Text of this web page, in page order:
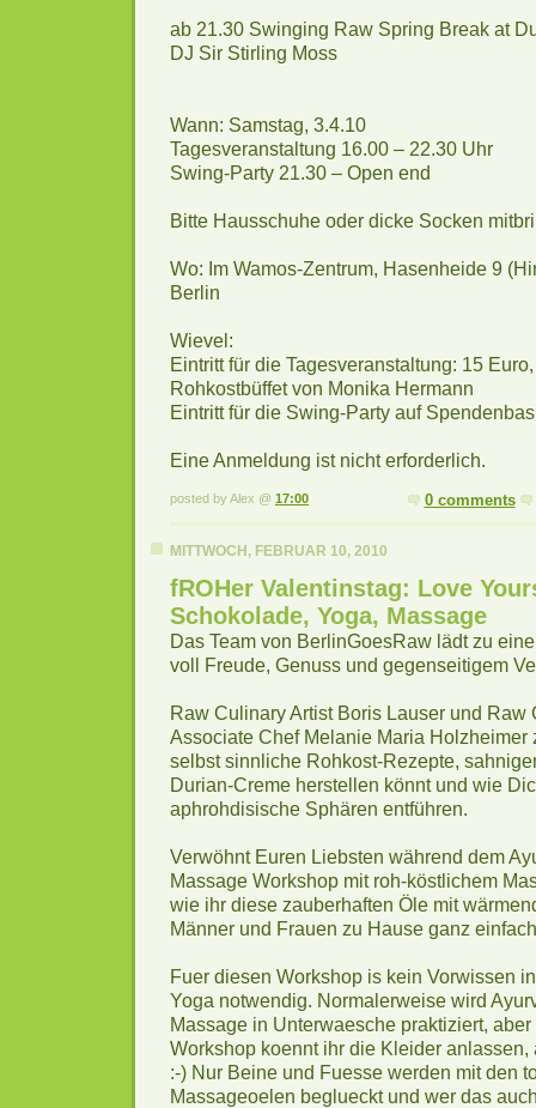
ab 21.30 Swinging Raw Spring Break at
DJ Sir Stirling Moss
Wann: Samstag, 3.4.10
Tagesveranstaltung 16.00 – 22.30 Uhr
Swing-Party 21.30 – Open end
Bitte Hausschuhe oder dicke Socken
Wo: Im Wamos-Zentrum, Hasenheide 9
Berlin
Wievel:
Eintritt für die Tagesveranstaltung: 15
Rohkostbüffet von Monika Hermann
Eintritt für die Swing-Party auf
Eine Anmeldung ist nicht erforderlich.
posted by Alex @ 17:00 0 comments
MITTWOCH, FEBRUAR 10, 2010
fROHer Valentinstag: Love
Schokolade, Yoga, Massage
Das Team von BerlinGoesRaw lädt zu
voll Freude, Genuss und gegenseitigem
Raw Culinary Artist Boris Lauser und Raw
Associate Chef Melanie Maria Holzheimer
selbst sinnliche Rohkost-Rezepte,
Durian-Creme herstellen könnt und wie
aphrohdisische Sphären entführen.
Verwöhnt Euren Liebsten während dem
Massage Workshop mit roh-köstlichem
wie ihr diese zauberhaften Öle mit
Männer und Frauen zu Hause ganz
Fuer diesen Workshop is kein Vorwissen
Yoga notwendig. Normalerweise wird
Massage in Unterwaesche praktiziert, aber
Workshop koennt ihr die Kleider anlassen,
:-) Nur Beine und Fuesse werden mit den
Massageoelen beglueckt und wer das